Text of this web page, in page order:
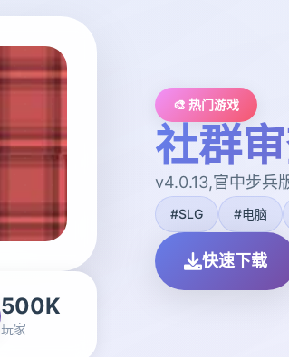
500K
玩家
🎨 热门游戏
社群
v4.0.13,官中步兵
#SLG #电脑
快速下载